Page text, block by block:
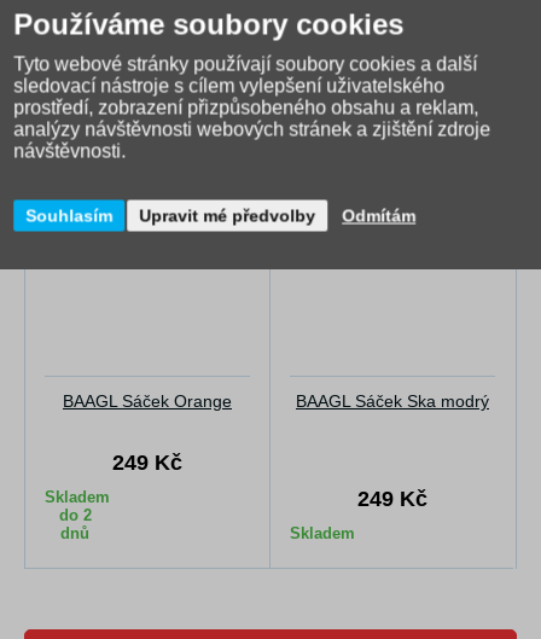
Alternativní zboží
BAAGL Sáček Orange
249 Kč
Skladem
do 2
dnů
BAAGL Sáček Ska modrý
249 Kč
Skladem
Používáme soubory cookies
Tyto webové stránky používají soubory cookies a další
sledovací nástroje s cílem vylepšení uživatelského
prostředí, zobrazení přizpůsobeného obsahu a reklam,
analýzy návštěvnosti webových stránek a zjištění zdroje
návštěvnosti.
Souhlasím Upravit mé předvolby Odmítám